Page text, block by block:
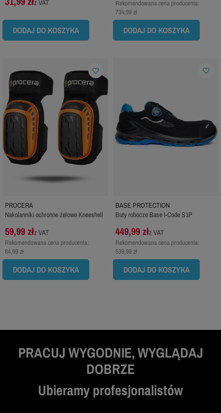
z VAT
DODAJ DO KOSZYKA
Rekomendowana cena producenta:
734,99 zł
DODAJ DO KOSZYKA
PROCERA
Nakolanniki ochronne żelowe Kneeshell
59,99 złz VAT
Rekomendowana cena producenta:
64,99 zł
DODAJ DO KOSZYKA
favorite_border
BASE PROTECTION
Buty robocze Base I-Code S1P
449,99 złz VAT
Rekomendowana cena producenta:
539,99 zł
DODAJ DO KOSZYKA
favorite_border
PRACUJ WYGODNIE, WYGLĄDAJ
DOBRZE
Ubieramy profesjonalistów